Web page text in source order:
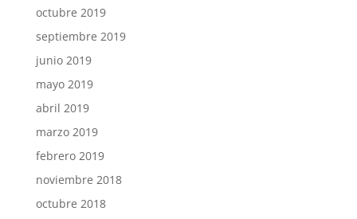
octubre 2019
septiembre 2019
junio 2019
mayo 2019
abril 2019
marzo 2019
febrero 2019
noviembre 2018
octubre 2018